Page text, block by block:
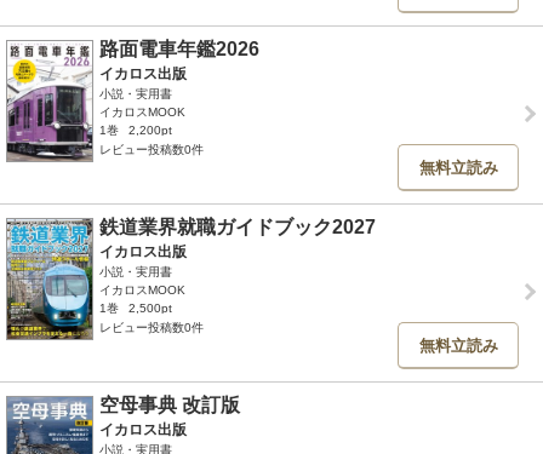
路面電車年鑑2026
イカロス出版
小説・実用書
イカロスMOOK
1巻
2,200pt
レビュー投稿数0件
無料立読み
鉄道業界就職ガイドブック2027
イカロス出版
小説・実用書
イカロスMOOK
1巻
2,500pt
レビュー投稿数0件
無料立読み
空母事典 改訂版
イカロス出版
小説・実用書